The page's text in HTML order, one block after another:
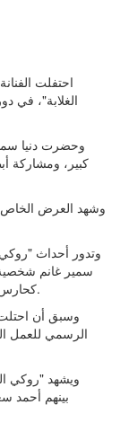
احتفلت
الغلابة"، في
وحضرت دنيا
كبير، ومشاركة
وشهد العرض الخاص
وتدور أحداث
سمير غانم شخصية
كحارس شخصي للفنان محمد ممدوح وسط مواقف كوميدية.
وسبق أن
الرسمي للعمل
ويشهد "روكي
بينهم أحمد